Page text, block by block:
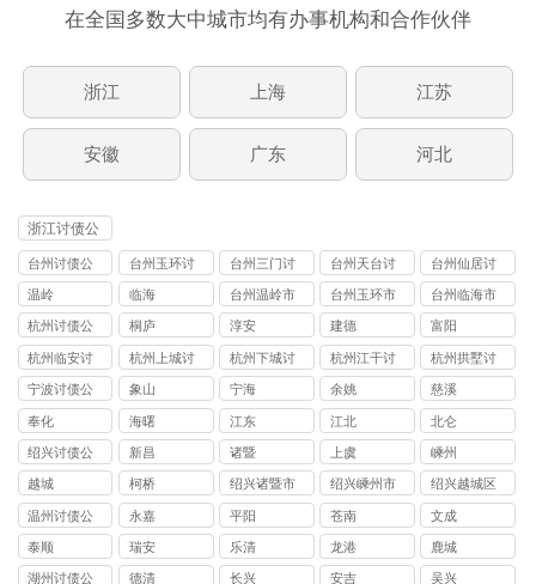
在全国多数大中城市均有办事机构和合作伙伴
浙江 上海 江苏
安徽 广东 河北
浙江讨债公
司
台州讨债公
司
台州玉环讨
债公司
台州三门讨
债公司
台州天台讨
债公司
台州仙居讨
债公司
温岭 临海
台州温岭市
讨债公司
台州玉环市
讨债公司
台州临海市
讨债公司
杭州讨债公
司
桐庐 淳安 建德 富阳
杭州临安讨
债公司
杭州上城讨
债公司
杭州下城讨
债公司
杭州江干讨
债公司
杭州拱墅讨
债公司
宁波讨债公
司
象山 宁海 余姚 慈溪
奉化 海曙 江东 江北 北仑
绍兴讨债公
司
新昌 诸暨 上虞 嵊州
越城 柯桥
绍兴诸暨市
讨债公司
绍兴嵊州市
讨债公司
绍兴越城区
讨债公司
温州讨债公
司
永嘉 平阳 苍南 文成
泰顺 瑞安 乐清 龙港 鹿城
湖州讨债公
德清 长兴 安吉 吴兴